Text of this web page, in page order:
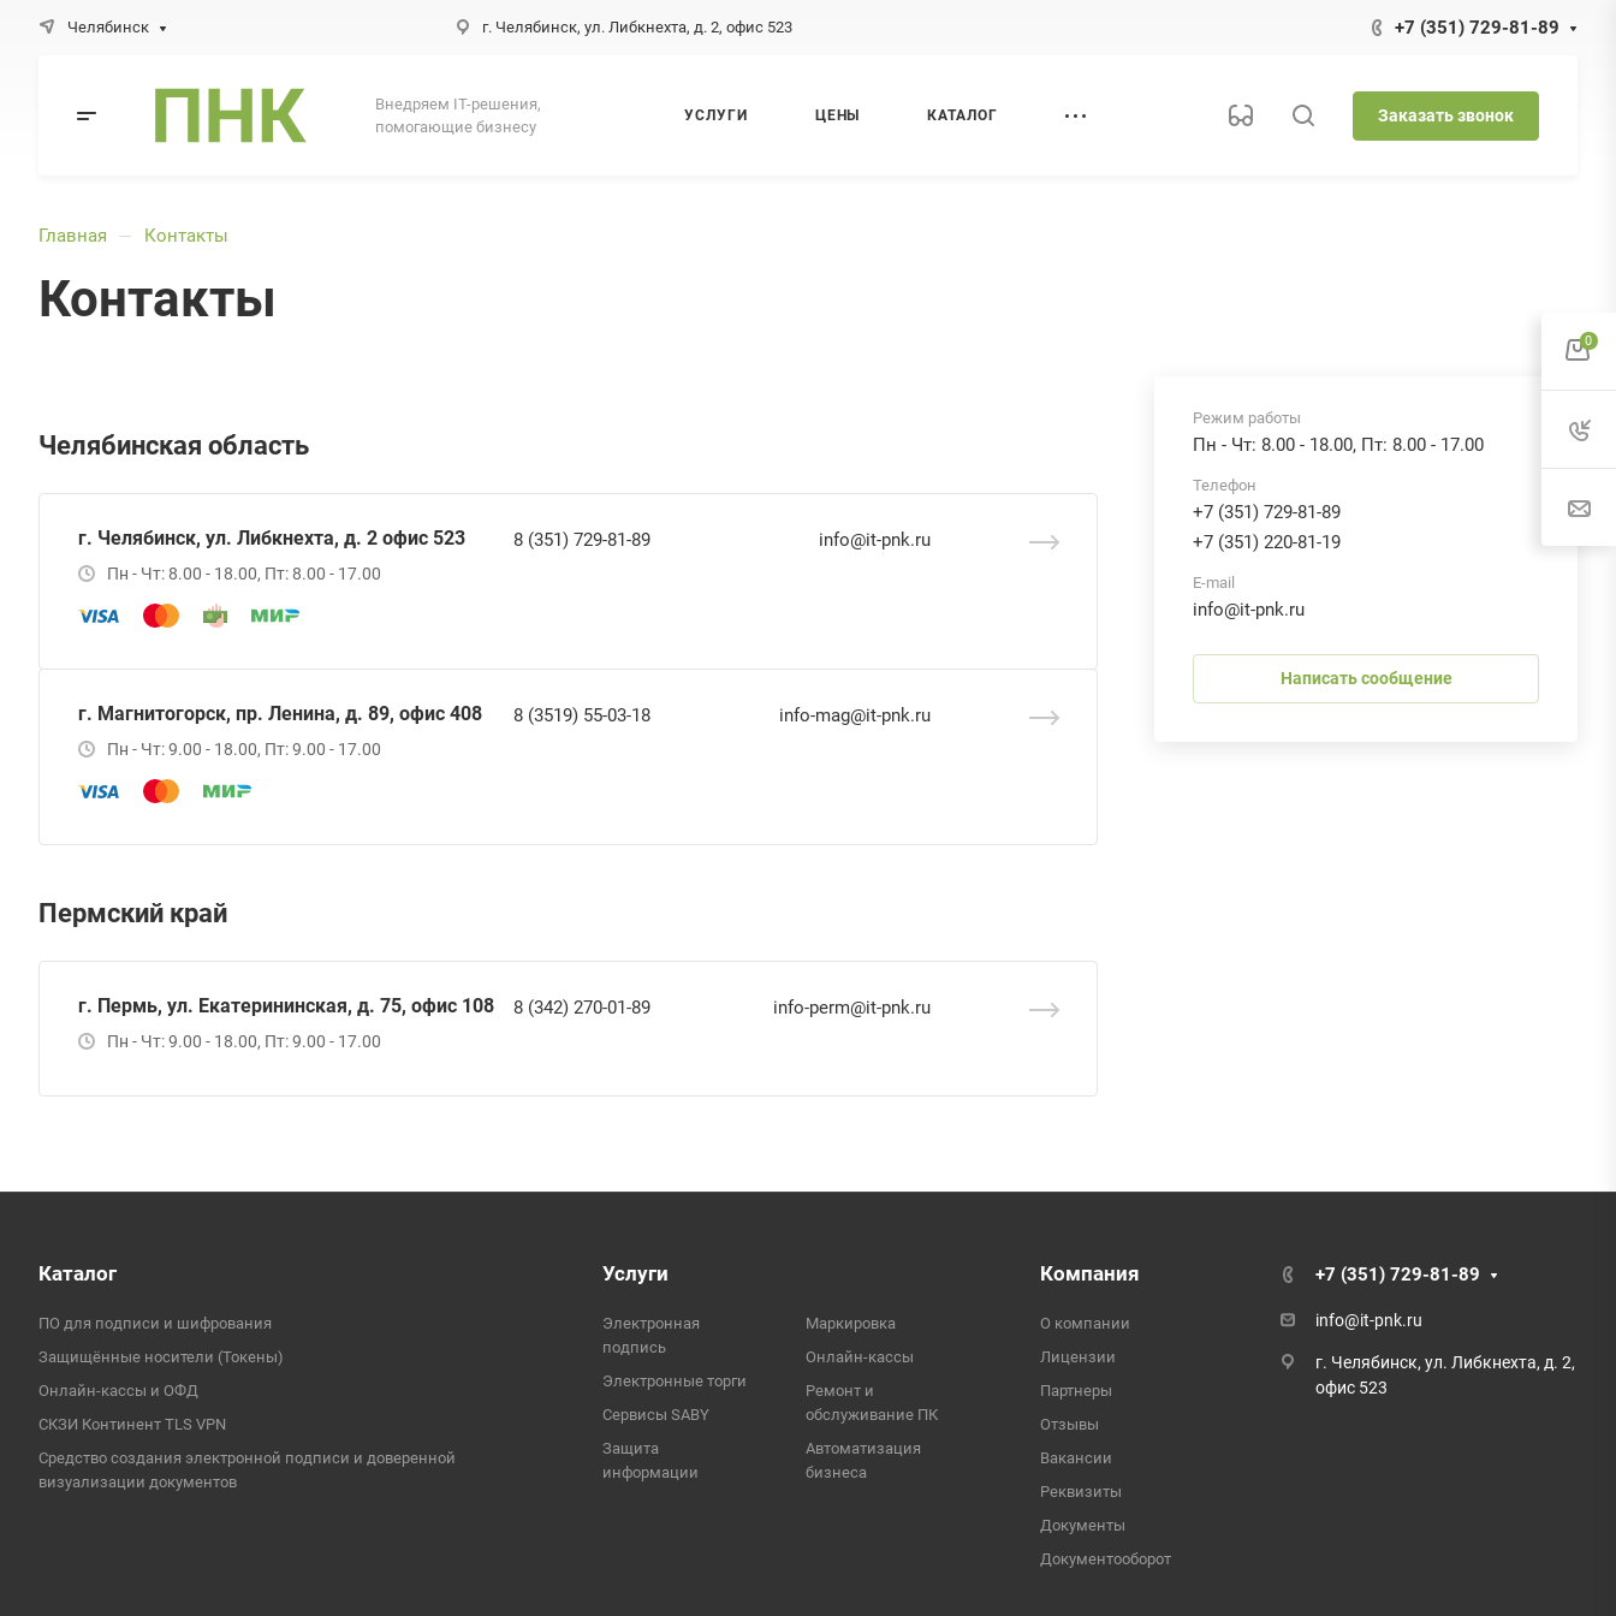
Челябинск г. Челябинск, ул. Либкнехта, д. 2, офис 523 +7 (351) 729-81-89
Внедряем IT-решения,
помогающие бизнесу
УСЛУГИ ЦЕНЫ КАТАЛОГ Заказать звонок
Главная — Контакты
Контакты
Челябинская область
г. Челябинск, ул. Либкнехта, д. 2 офис 523
Пн - Чт: 8.00 - 18.00, Пт: 8.00 - 17.00
8 (351) 729-81-89 info@it-pnk.ru
г. Магнитогорск, пр. Ленина, д. 89, офис 408
Пн - Чт: 9.00 - 18.00, Пт: 9.00 - 17.00
8 (3519) 55-03-18 info-mag@it-pnk.ru
Пермский край
г. Пермь, ул. Екатерининская, д. 75, офис 108
Пн - Чт: 9.00 - 18.00, Пт: 9.00 - 17.00
8 (342) 270-01-89 info-perm@it-pnk.ru
Режим работы
Пн - Чт: 8.00 - 18.00, Пт: 8.00 - 17.00
Телефон
+7 (351) 729-81-89
+7 (351) 220-81-19
E-mail
info@it-pnk.ru
Написать сообщение
Каталог
ПО для подписи и шифрования
Защищённые носители (Токены)
Онлайн-кассы и ОФД
СКЗИ Континент TLS VPN
Средство создания электронной подписи и доверенной
визуализации документов
Услуги
Электронная
подпись
Электронные торги
Сервисы SABY
Защита
информации
Маркировка
Онлайн-кассы
Ремонт и
обслуживание ПК
Автоматизация
бизнеса
Компания
О компании
Лицензии
Партнеры
Отзывы
Вакансии
Реквизиты
Документы
Документооборот
+7 (351) 729-81-89
info@it-pnk.ru
г. Челябинск, ул. Либкнехта, д. 2,
офис 523
0